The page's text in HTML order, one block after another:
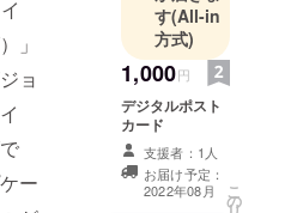
」
ョ
ー
す(All-in
方式)
1,000円
デジタルポスト
カード
支援者：1人
お届け予定：
2022年08月
こ
の